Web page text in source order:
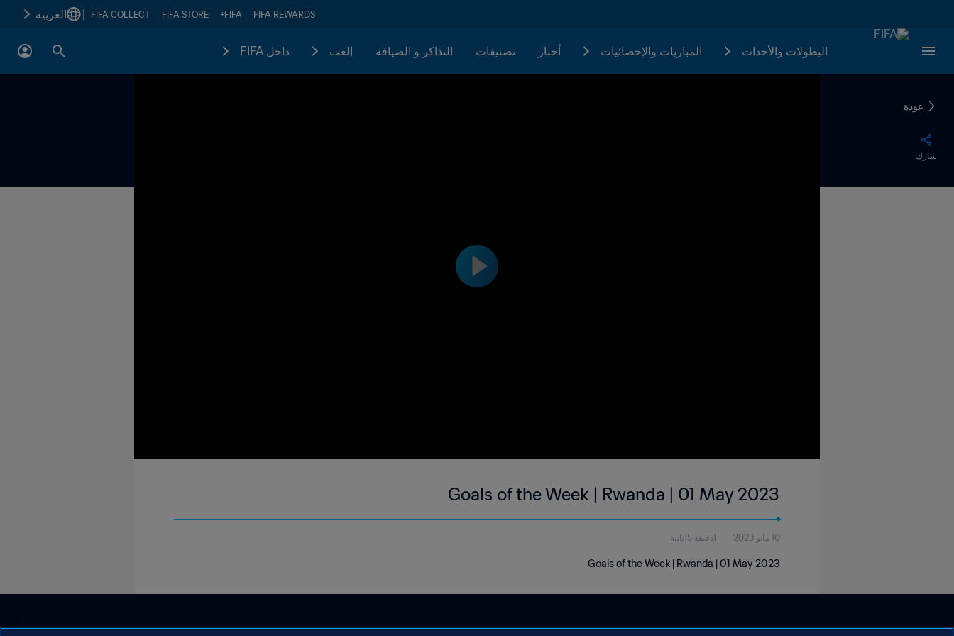
FIFA REWARDS
FIFA+
FIFA STORE
FIFA COLLECT العربية
البطولات والأحدات المباريات والإحصائيات أخبار تصنيفات التذاكر و الضيافة إلعب داخل FIFA
عودة
شارك
Goals of the Week | Rwanda | 01 May 2023
10 مايو 2023 1دقيقة 15ثانية
Goals of the Week | Rwanda | 01 May 2023